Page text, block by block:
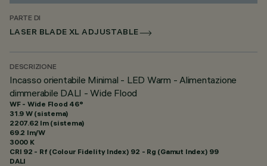
PARTE DI
LASER BLADE XL ADJUSTABLE
DESCRIZIONE
Incasso orientabile Minimal - LED Warm - Alimentazione
dimmerabile DALI - Wide Flood
WF - Wide Flood 46°
31.9 W (sistema)
2207.62 lm (sistema)
69.2 lm/W
3000 K
CRI 92 - Rf (Colour Fidelity Index) 92 - Rg (Gamut Index) 99
DALI